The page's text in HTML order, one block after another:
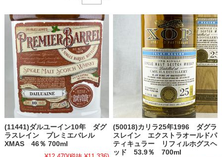
(11441)ダルユーイン10年 ダグ
ラスレイン プレミエバレル
XMAS 46％ 700ml
(50018)カリラ25年1996 ダグラ
スレイン エクストラオールドパ
ティキュラー リフィルホグスヘ
ッド 53.9％ 700ml